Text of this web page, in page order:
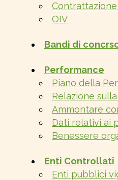
OIV
Bandi di
Performance
Piano della
Relazione
Ammontare
Dati relativi ai
Benessere
Enti Controllati
Enti pubblici